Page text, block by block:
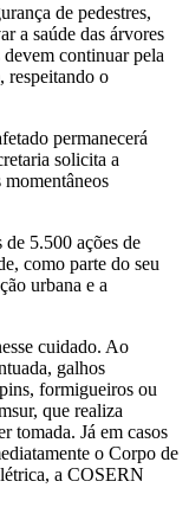
de pedestres,
a saúde das árvores
continuar pela
respeitando o
permanecerá
solicita a
5.500 ações de
como parte do seu
urbana e a
cuidado. Ao
galhos
formigueiros ou
que realiza
tomada. Já em casos
o Corpo de
a COSERN